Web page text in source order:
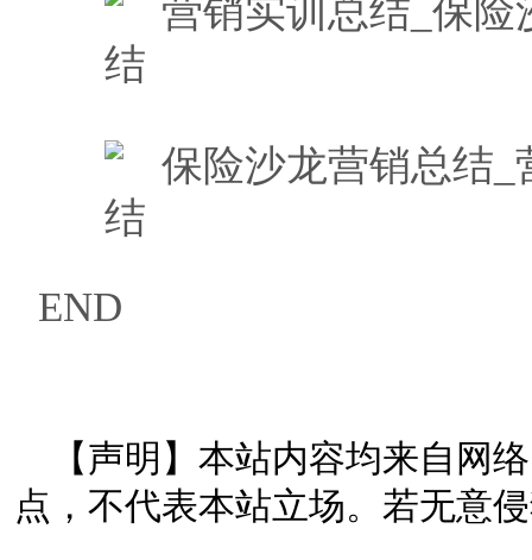
END
【声明】本站内容均来自网
点，不代表本站立场。若无意